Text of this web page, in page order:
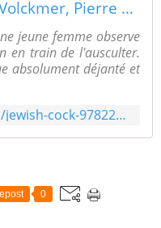
"Jewish cock", Katharina Volckmer, Pierre Demarty
jeune femme observe
en train de l'ausculter.
absolument déjanté et
https://www.grasset.fr/livres/jewish-cock-9782246823179
0